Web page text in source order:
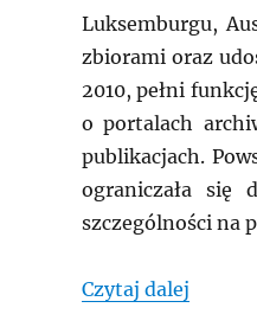
Luksemburgu,
zbiorami oraz
2010, pełni
o portalach
publikacjach.
ograniczała się
szczególności na
Czytaj dalej